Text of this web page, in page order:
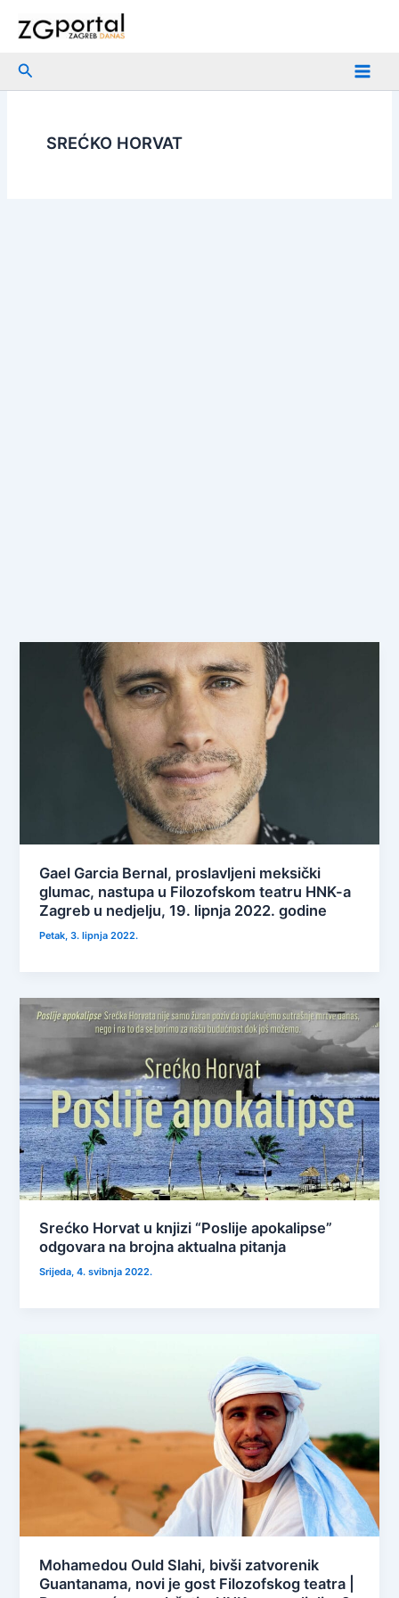
Search
SREĆKO HORVAT
Gael Garcia Bernal, proslavljeni meksički
glumac, nastupa u Filozofskom teatru HNK-a
Zagreb u nedjelju, 19. lipnja 2022. godine
Petak, 3. lipnja 2022.
Srećko Horvat u knjizi “Poslije apokalipse”
odgovara na brojna aktualna pitanja
Srijeda, 4. svibnja 2022.
Mohamedou Ould Slahi, bivši zatvorenik
Guantanama, novi je gost Filozofskog teatra |